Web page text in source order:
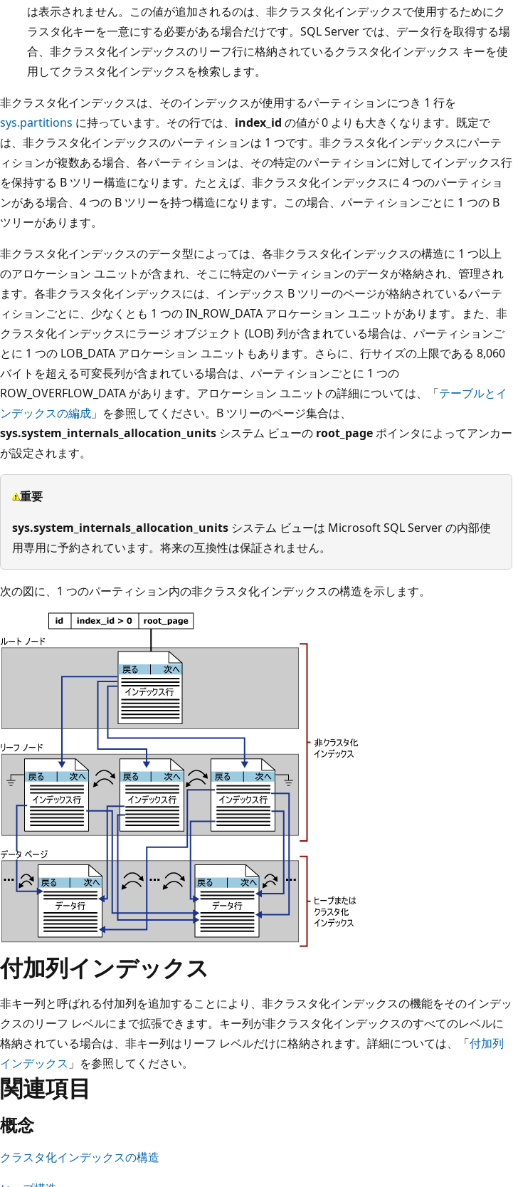
は表示されません。この値が追加されるのは、非クラスタ化インデックスで使用するためにク
ラスタ化キーを一意にする必要がある場合だけです。SQL Server では、データ行を取得する場
合、非クラスタ化インデックスのリーフ行に格納されているクラスタ化インデックス キーを使
用してクラスタ化インデックスを検索します。
非クラスタ化インデックスは、そのインデックスが使用するパーティションにつき 1 行を
sys.partitions に持っています。その行では、 index_id の値が 0 よりも大きくなります。既定で
は、非クラスタ化インデックスのパーティションは 1 つです。非クラスタ化インデックスにパーテ
ィションが複数ある場合、各パーティションは、その特定のパーティションに対してインデックス行
を保持する B ツリー構造になります。たとえば、非クラスタ化インデックスに 4 つのパーティショ
ンがある場合、4 つの B ツリーを持つ構造になります。この場合、パーティションごとに 1 つの B
ツリーがあります。
非クラスタ化インデックスのデータ型によっては、各非クラスタ化インデックスの構造に 1 つ以上
のアロケーション ユニットが含まれ、そこに特定のパーティションのデータが格納され、管理され
ます。各非クラスタ化インデックスには、インデックス B ツリーのページが格納されているパーテ
ィションごとに、少なくとも 1 つの IN_ROW_DATA アロケーション ユニットがあります。また、非
クラスタ化インデックスにラージ オブジェクト (LOB) 列が含まれている場合は、パーティションご
とに 1 つの LOB_DATA アロケーション ユニットもあります。さらに、行サイズの上限である 8,060
バイトを超える可変長列が含まれている場合は、パーティションごとに 1 つの
ROW_OVERFLOW_DATA があります。アロケーション ユニットの詳細については、「テーブルとイ
ンデックスの編成 」を参照してください。B ツリーのページ集合は、
sys.system_internals_allocation_units システム ビューの root_pageポインタによってアンカー
が設定されます。
重要
sys.system_internals_allocation_units システム ビューは Microsoft SQL Server の内部使
用専用に予約されています。将来の互換性は保証されません。
次の図に、1 つのパーティション内の非クラスタ化インデックスの構造を示します。
付加列インデックス
非キー列と呼ばれる付加列を追加することにより、非クラスタ化インデックスの機能をそのインデッ
クスのリーフ レベルにまで拡張できます。キー列が非クラスタ化インデックスのすべてのレベルに
格納されている場合は、非キー列はリーフ レベルだけに格納されます。詳細については、「付加列
インデックス 」を参照してください。
関連項目
概念
クラスタ化インデックスの構造